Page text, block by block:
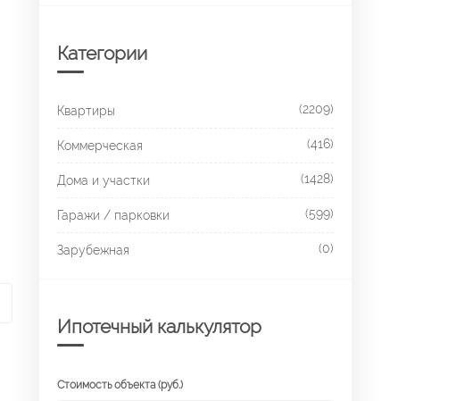
Категории
Квартиры (2209)
Коммерческая (416)
Дома и участки (1428)
Гаражи / парковки (599)
Зарубежная (0)
Ипотечный калькулятор
Стоимость объекта (руб.)